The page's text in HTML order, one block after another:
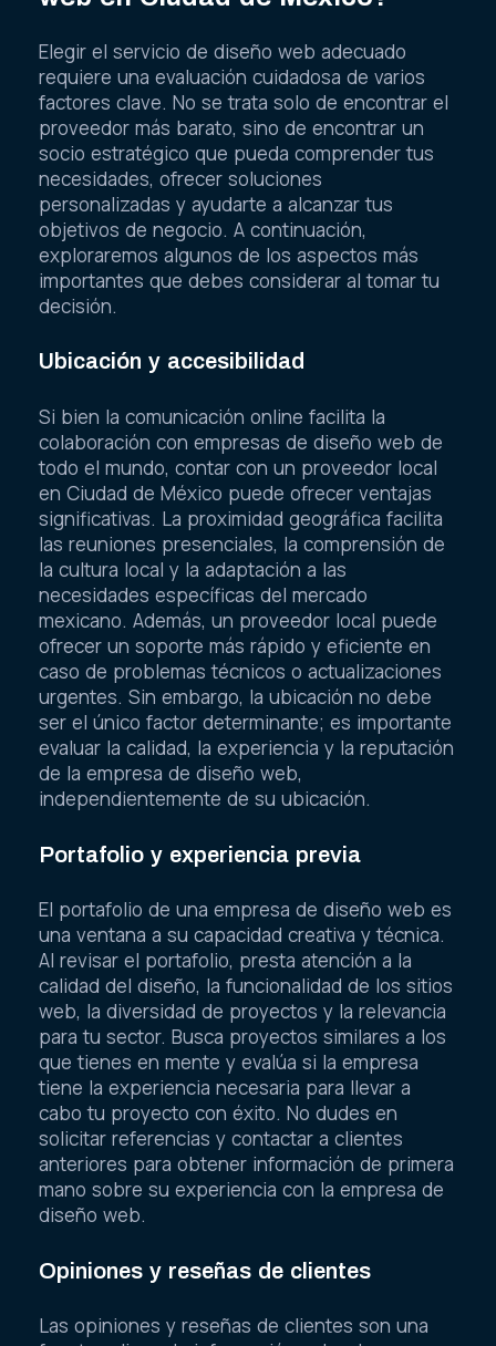
Elegir el servicio de diseño web adecuado
requiere una evaluación cuidadosa de varios
factores clave. No se trata solo de encontrar el
proveedor más barato, sino de encontrar un
socio estratégico que pueda comprender tus
necesidades, ofrecer soluciones
personalizadas y ayudarte a alcanzar tus
objetivos de negocio. A continuación,
exploraremos algunos de los aspectos más
importantes que debes considerar al tomar tu
decisión.
Ubicación y accesibilidad
Si bien la comunicación online facilita la
colaboración con empresas de diseño web de
todo el mundo, contar con un proveedor local
en Ciudad de México puede ofrecer ventajas
significativas. La proximidad geográfica facilita
las reuniones presenciales, la comprensión de
la cultura local y la adaptación a las
necesidades específicas del mercado
mexicano. Además, un proveedor local puede
ofrecer un soporte más rápido y eficiente en
caso de problemas técnicos o actualizaciones
urgentes. Sin embargo, la ubicación no debe
ser el único factor determinante; es importante
evaluar la calidad, la experiencia y la reputación
de la empresa de diseño web,
independientemente de su ubicación.
Portafolio y experiencia previa
El portafolio de una empresa de diseño web es
una ventana a su capacidad creativa y técnica.
Al revisar el portafolio, presta atención a la
calidad del diseño, la funcionalidad de los sitios
web, la diversidad de proyectos y la relevancia
para tu sector. Busca proyectos similares a los
que tienes en mente y evalúa si la empresa
tiene la experiencia necesaria para llevar a
cabo tu proyecto con éxito. No dudes en
solicitar referencias y contactar a clientes
anteriores para obtener información de primera
mano sobre su experiencia con la empresa de
diseño web.
Opiniones y reseñas de clientes
Las opiniones y reseñas de clientes son una